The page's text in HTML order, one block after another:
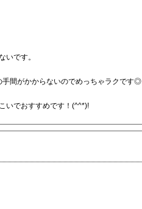
いです。
間がかからないのでめっちゃラクです◎
いでおすすめです！(^^*)!